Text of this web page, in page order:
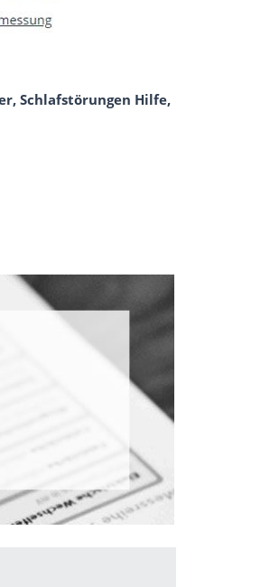
Schlafstörungen Hilfe,